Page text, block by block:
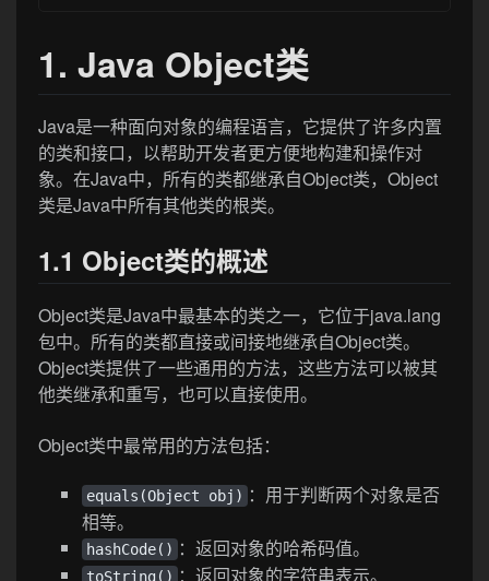
1. Java Object类
Java是一种面向对象的编程语言，它提供了许多内置
的类和接口，以帮助开发者更方便地构建和操作对
象。在Java中，所有的类都继承自Object类，Object
类是Java中所有其他类的根类。
1.1 Object类的概述
Object类是Java中最基本的类之一，它位于java.lang
包中。所有的类都直接或间接地继承自Object类。
Object类提供了一些通用的方法，这些方法可以被其
他类继承和重写，也可以直接使用。
Object类中最常用的方法包括：
equals(Object obj) ：用于判断两个对象是否
相等。
hashCode() ：返回对象的哈希码值。
toString() ：返回对象的字符串表示。